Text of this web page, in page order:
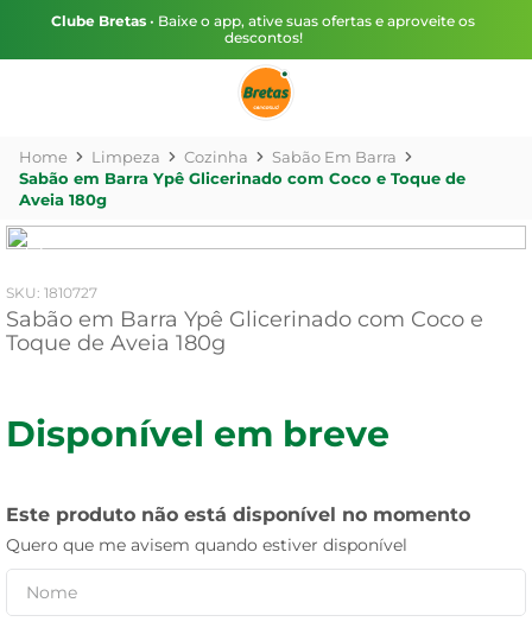
Clube Bretas • Baixe o app, ative suas ofertas e aproveite os
descontos!
Limpeza Cozinha
Sabão Em Barra
Sabão em Barra Ypê Glicerinado com Coco e Toque de
Aveia 180g
: 1810727
Sabão em Barra Ypê Glicerinado com Coco e
Toque de Aveia 180g
Disponível em breve
Este produto não está disponível no momento
Quero que me avisem quando estiver disponível